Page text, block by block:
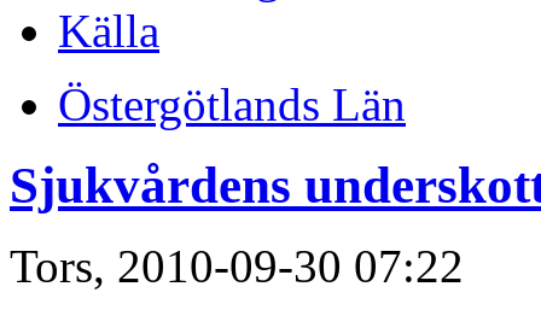
Källa
Östergötlands Län
Sjukvårdens
Tors, 2010-09-30 07:22